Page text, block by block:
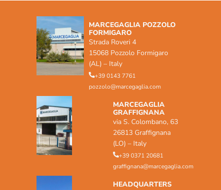
MARCEGAGLIA POZZOLO
FORMIGARO
Strada Roveri 4
15068 Pozzolo Formigaro
(AL) – Italy
+39 0143 7761
pozzolo@marcegaglia.com
MARCEGAGLIA
GRAFFIGNANA
via S. Colombano, 63
26813 Graffignana
(LO) – Italy
+39 0371 20681
graffignana@marcegaglia.com
HEADQUARTERS